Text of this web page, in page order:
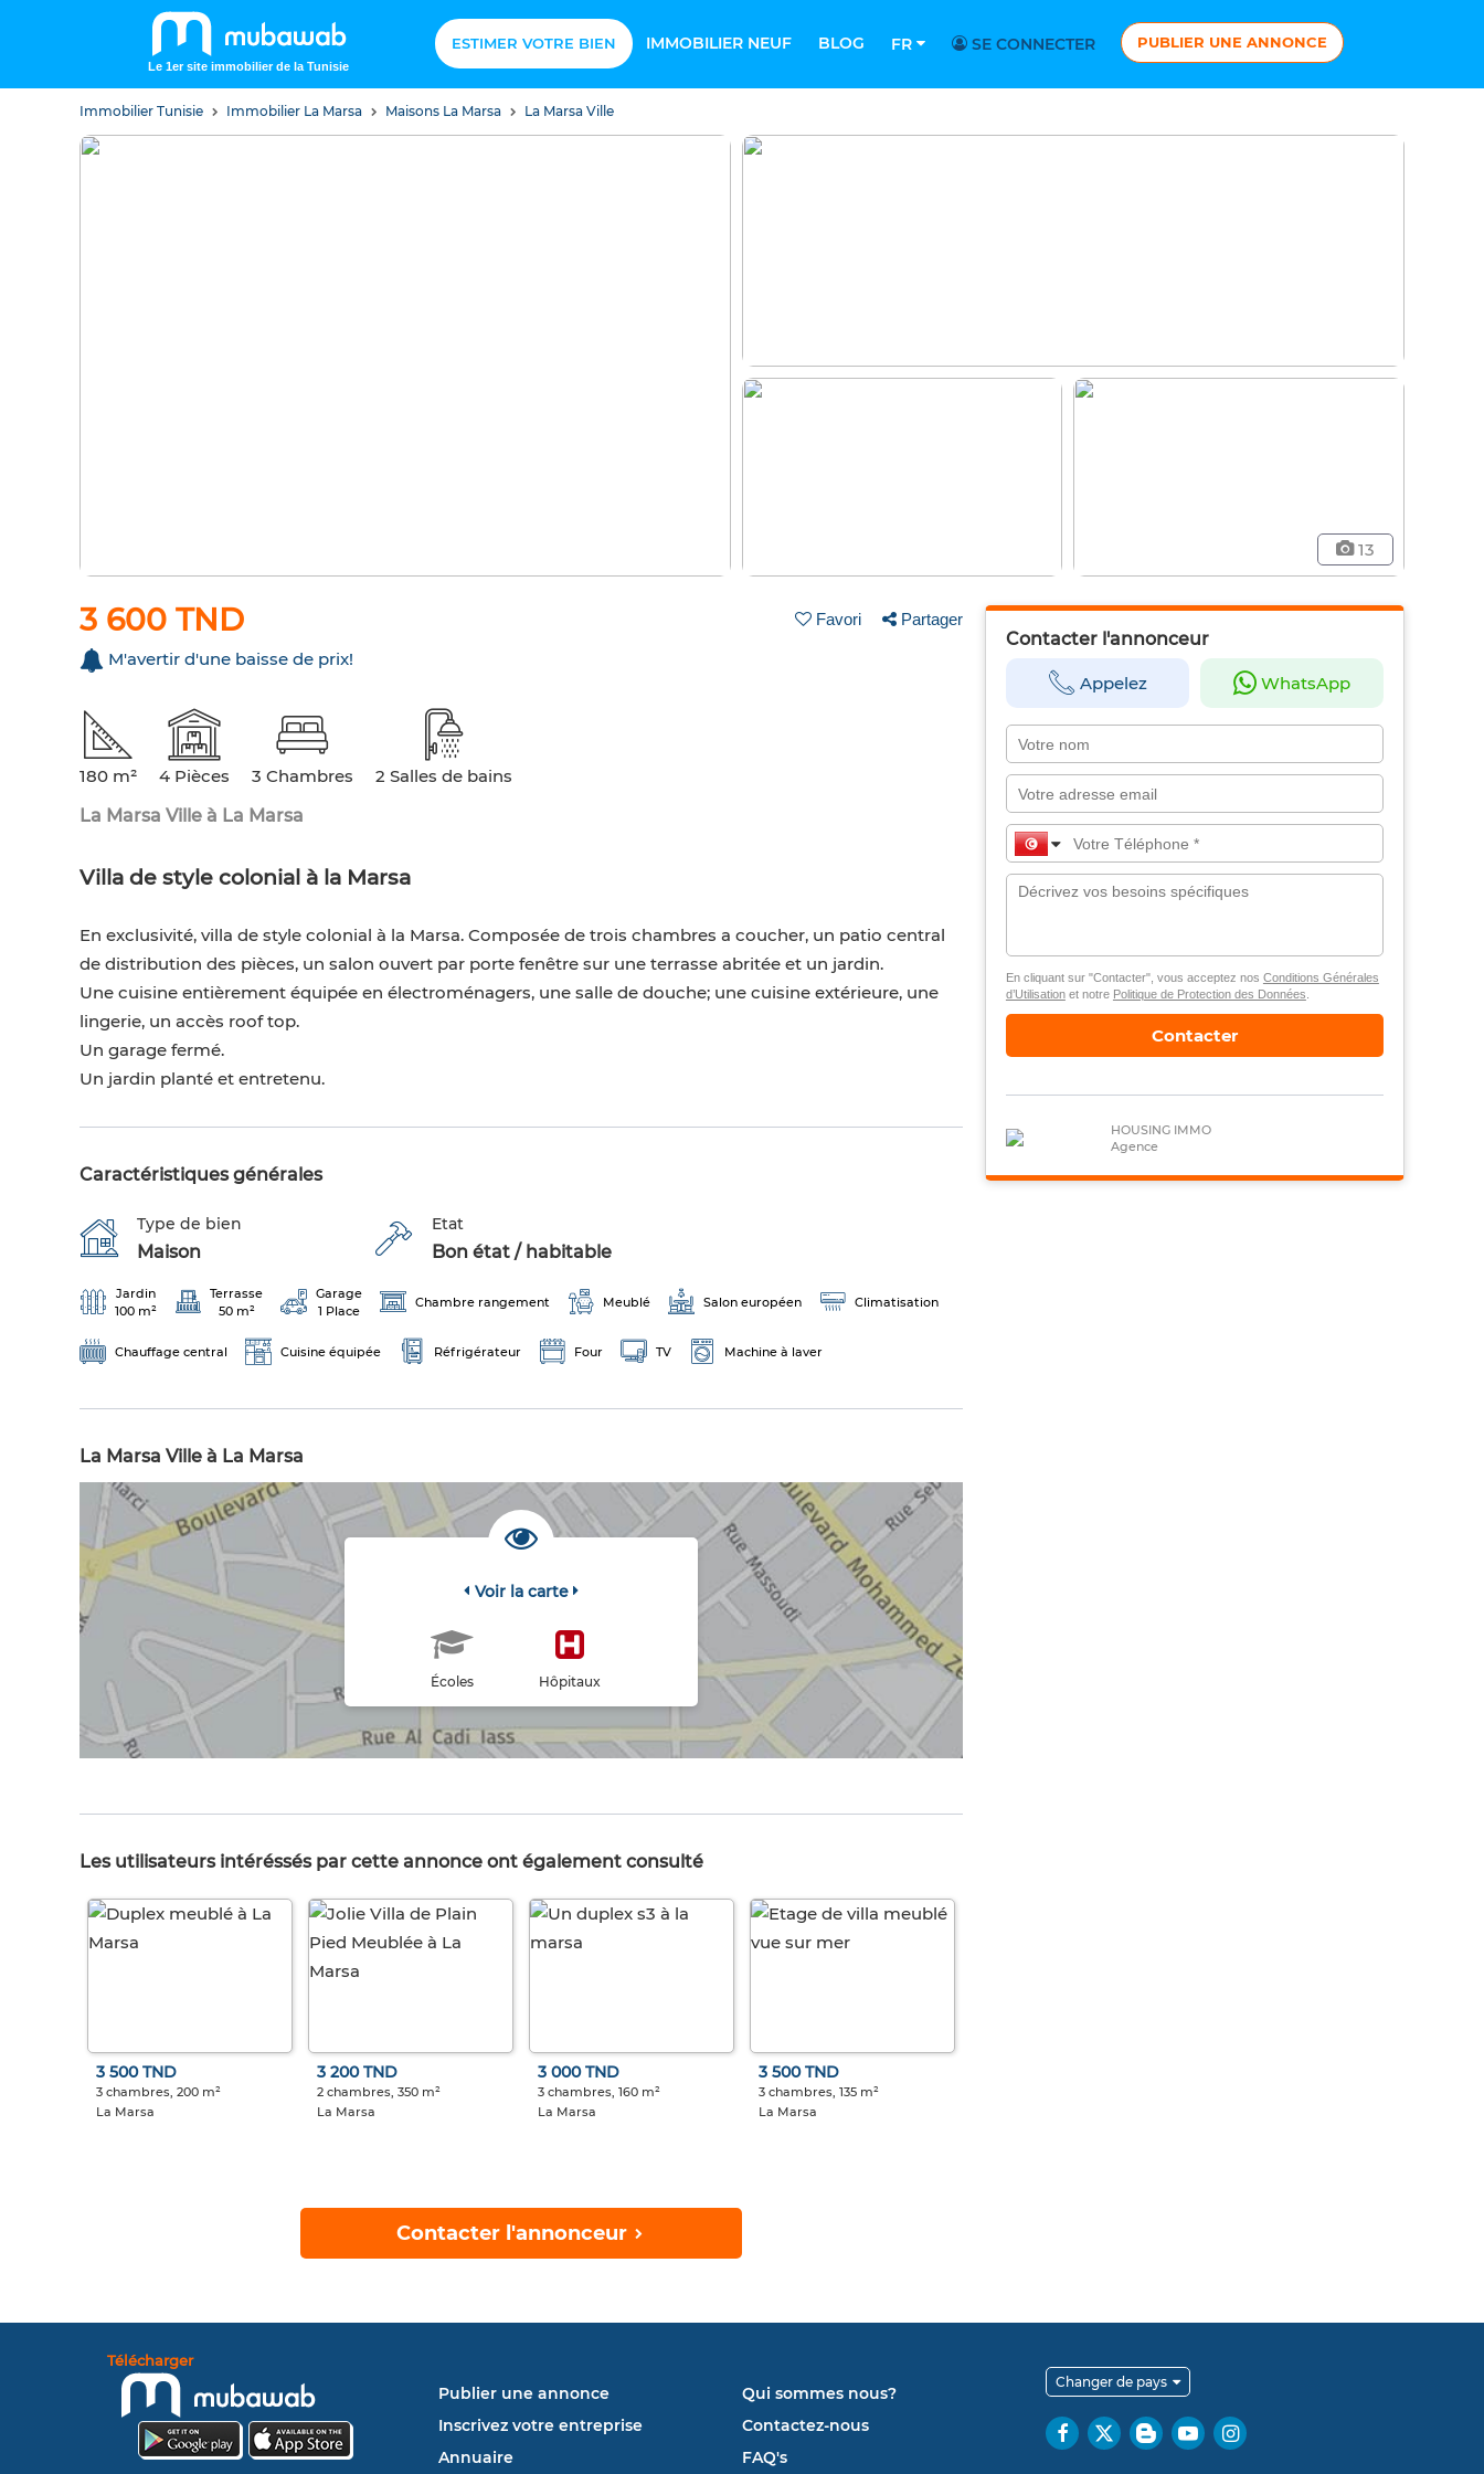
Le 1er site immobilier de la Tunisie
ESTIMER VOTRE BIEN IMMOBILIER NEUF BLOG FR SE CONNECTER PUBLIER UNE ANNONCE
Immobilier Tunisie Immobilier La Marsa Maisons La Marsa La Marsa Ville
13
3 600 TND Favori Partager
M'avertir d'une baisse de prix!
180 m² 4 Pièces 3 Chambres
2 Salles de bains
La Marsa Ville à La Marsa
Villa de style colonial à la Marsa
En exclusivité, villa de style colonial à la Marsa. Composée de trois chambres a coucher, un patio central
de distribution des pièces, un salon ouvert par porte fenêtre sur une terrasse abritée et un jardin.
Une cuisine entièrement équipée en électroménagers, une salle de douche; une cuisine extérieure, une
lingerie, un accès roof top.
Un garage fermé.
Un jardin planté et entretenu.
Caractéristiques générales
Type de bien
Maison
Etat
Bon état / habitable
Jardin
100 m²
Terrasse
50 m²
Garage
1 Place
Chambre rangement Meublé Salon européen Climatisation
Chauffage central Cuisine équipée Réfrigérateur Four TV Machine à laver
La Marsa Ville à La Marsa
Voir la carte
Écoles Hôpitaux
Les utilisateurs intéréssés par cette annonce ont également consulté
3 500 TND
3 chambres, 200 m²
La Marsa
3 200 TND
2 chambres, 350 m²
La Marsa
3 000 TND
3 chambres, 160 m²
La Marsa
3 500 TND
3 chambres, 135 m²
La Marsa
Contacter l'annonceur
Contacter l'annonceur
Appelez WhatsApp
En cliquant sur "Contacter", vous acceptez nos Conditions Générales
d’Utilisationet notre Politique de Protection des Données
Contacter
HOUSING IMMO
Agence
Télécharger
Publier une annonce
Inscrivez votre entreprise
Annuaire
Qui sommes nous?
Contactez-nous
FAQ's
Changer de pays